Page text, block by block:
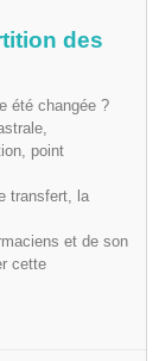
des
été changée ?
point
transfert, la
et de son
cette